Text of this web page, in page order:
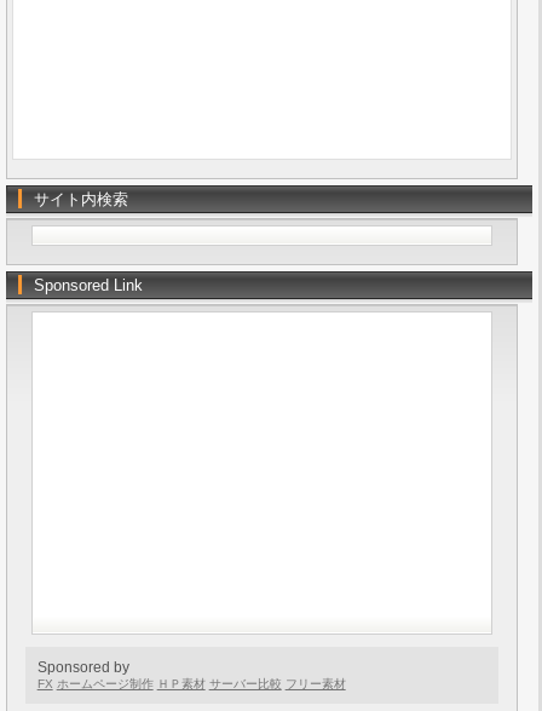
サイト内検索
Sponsored Link
Sponsored by
FX ホームページ制作 ＨＰ素材 サーバー比較 フリー素材